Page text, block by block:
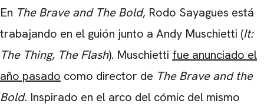
En The Brave and The Bold, Rodo Sayagues está
trabajando en el guión junto a Andy Muschietti (It:
The Thing, The Flash). Muschietti fue anunciado el
año pasado como director de The Brave and the
Bold. Inspirado en el arco del cómic del mismo